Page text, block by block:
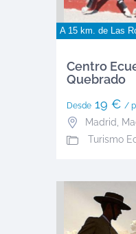
A 15 km. de Las
Centro
Quebrado
Desde19 € /
Madrid
Turismo